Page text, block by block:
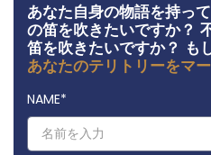
あなた自身の物語を持っ
の笛を吹きたいですか？
笛を吹きたいですか？ も
あなたのテリトリーをマ
NAME*